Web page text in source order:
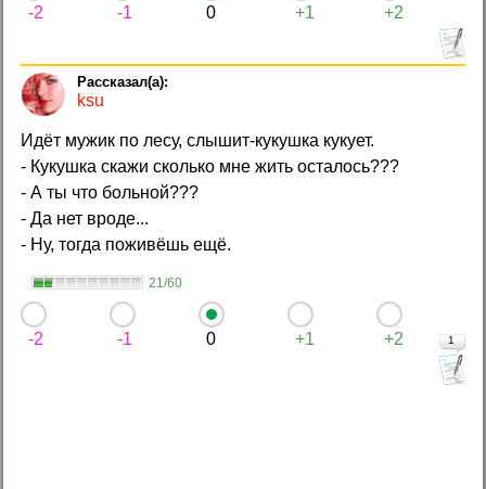
-2 -1 0 +1 +2
ksu
Идёт мужик по лесу, слышит-кукушка кукует.
- Кукушка скажи сколько мне жить осталось???
- А ты что больной???
- Да нет вроде...
- Ну, тогда поживёшь ещё.
21/60
-2 -1 0 +1 +2 1